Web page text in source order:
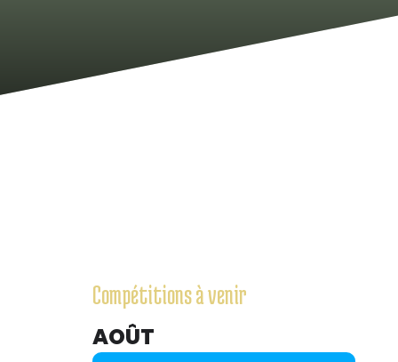
Compétitions à venir
AOÛT